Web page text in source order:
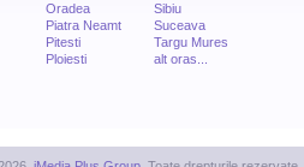
Oradea
Piatra Neamt
Pitesti
Ploiesti
Sibiu
Suceava
Targu Mures
alt oras...